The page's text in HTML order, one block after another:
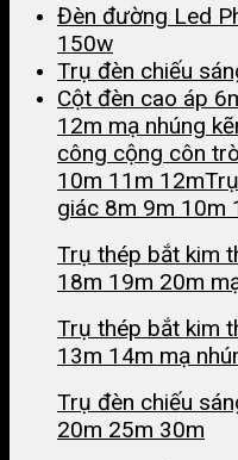
Đèn đường Led
150w
Trụ đèn chiếu
Cột đèn cao áp
12m mạ nhúng
công cộng côn
10m 11m 12m
giác 8m 9m 10m
Trụ thép bắt kim
18m 19m 20m
Trụ thép bắt kim
13m 14m mạ
Trụ đèn chiếu
20m 25m 30m